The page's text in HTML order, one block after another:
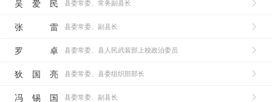
吴爱民 县委常委、常务副县长
张 雷 县委常委、副县长
罗 卓 县委常委、县人民武装部上校政治委员
狄国亮 县委常委、县委组织部部长
冯锡国 县委常委、副县长